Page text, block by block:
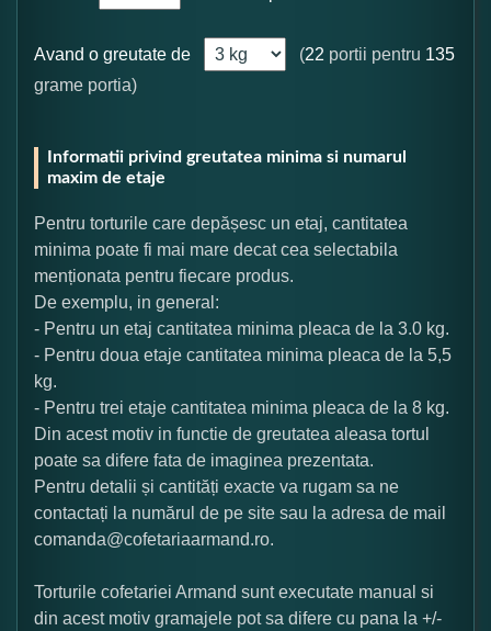
Avand o greutate de (22 portii pentru 135
grame portia)
Informatii privind greutatea minima si numarul
maxim de etaje
Pentru torturile care depășesc un etaj, cantitatea
minima poate fi mai mare decat cea selectabila
menționata pentru fiecare produs.
De exemplu, in general:
- Pentru un etaj cantitatea minima pleaca de la 3.0 kg.
- Pentru doua etaje cantitatea minima pleaca de la 5,5
kg.
- Pentru trei etaje cantitatea minima pleaca de la 8 kg.
Din acest motiv in functie de greutatea aleasa tortul
poate sa difere fata de imaginea prezentata.
Pentru detalii și cantități exacte va rugam sa ne
contactați la numărul de pe site sau la adresa de mail
comanda@cofetariaarmand.ro.
Torturile cofetariei Armand sunt executate manual si
din acest motiv gramajele pot sa difere cu pana la +/-